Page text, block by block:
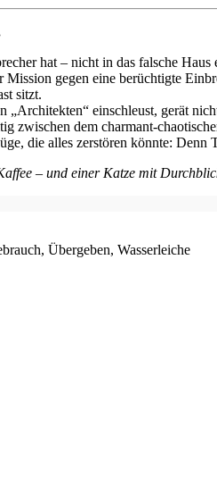
hat – nicht in das falsche
gegen eine berüchtigte
sitzt.
„Architekten“ einschleust, gerät
zwischen dem charmant-
die alles zerstören könnte:
– und einer Katze mit
Übergeben, Wasserleiche